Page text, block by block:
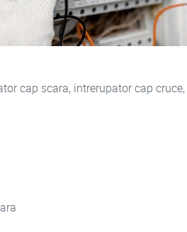
cap scara, intrerupator cap